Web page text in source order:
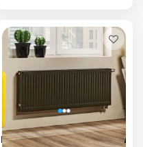
Dodaj do
Purmo Ventil Compact